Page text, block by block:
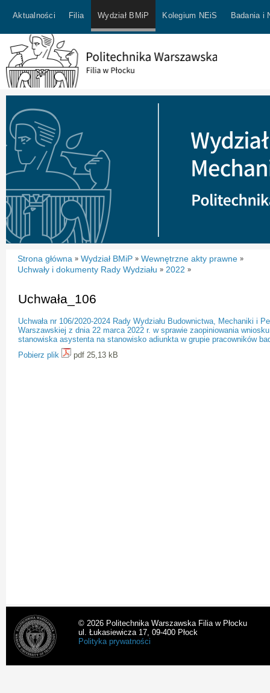
Aktualności Filia Wydział BMiP Kolegium NEiS Badania i
Strona główna » Wydział BMiP » Wewnętrzne akty prawne »
Uchwały i dokumenty Rady Wydziału » 2022 »
Uchwała_106
Uchwała nr 106/2020-2024 Rady Wydziału Budownictwa, Mechaniki i
Warszawskiej z dnia 22 marca 2022 r. w sprawie zaopiniowania
stanowiska asystenta na stanowisko adiunkta w grupie pracowników
Pobierz plik
pdf 25,13 kB
© 2026 Politechnika Warszawska Filia w Płocku
ul. Łukasiewicza 17, 09-400 Płock
Polityka prywatności